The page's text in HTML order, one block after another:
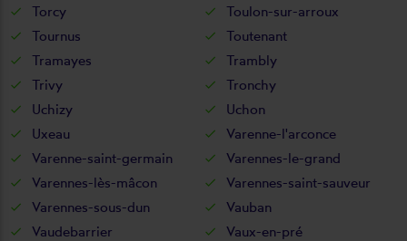
Torcy
Toulon-sur-arroux
Tournus
Toutenant
Tramayes
Trambly
Trivy
Tronchy
Uchizy
Uchon
Uxeau
Varenne-l'arconce
Varenne-saint-germain
Varennes-le-grand
Varennes-lès-mâcon
Varennes-saint-sauveur
Varennes-sous-dun
Vauban
Vaudebarrier
Vaux-en-pré